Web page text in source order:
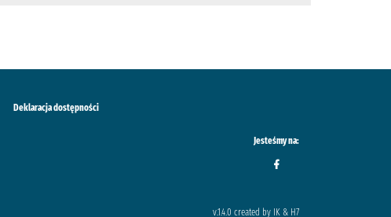
Deklaracja dostępności
Jesteśmy na:
v.1.4.0 created by IK & H7